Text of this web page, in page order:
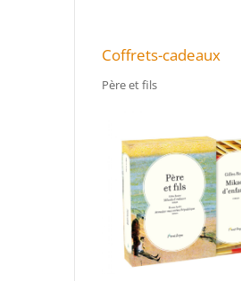
Coffrets-cadeaux
Père et fils